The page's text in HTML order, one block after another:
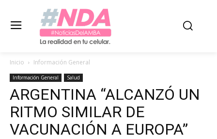
Inicio Información General
Información General Salud
ARGENTINA “ALCANZÓ UN
RITMO SIMILAR DE
VACUNACIÓN A EUROPA”